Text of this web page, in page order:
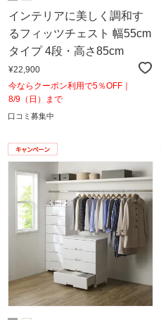
インテリアに美しく調和す
るフィッツチェスト 幅55cm
タイプ 4段・高さ85cm
¥22,900
今ならクーポン利用で5％OFF｜
8/9（日）まで
口コミ募集中